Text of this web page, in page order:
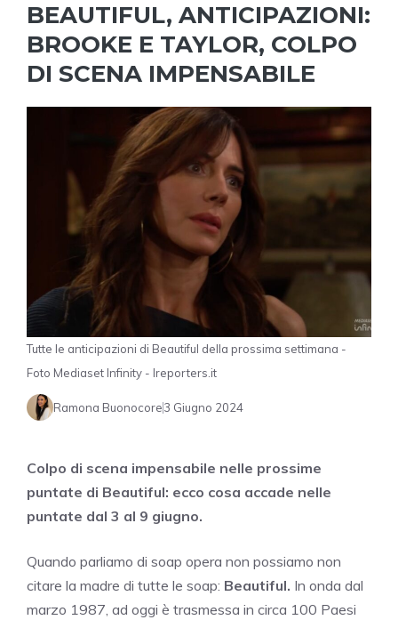
BEAUTIFUL, ANTICIPAZIONI:
BROOKE E TAYLOR, COLPO
DI SCENA IMPENSABILE
Tutte le anticipazioni di Beautiful della prossima settimana -
Foto Mediaset Infinity - Ireporters.it
Ramona Buonocore3 Giugno 2024
Colpo di scena impensabile nelle prossime
puntate di Beautiful: ecco cosa accade nelle
puntate dal 3 al 9 giugno.
Quando parliamo di soap opera non possiamo non
citare la madre di tutte le soap: Beautiful. In onda dal
marzo 1987, ad oggi è trasmessa in circa 100 Paesi